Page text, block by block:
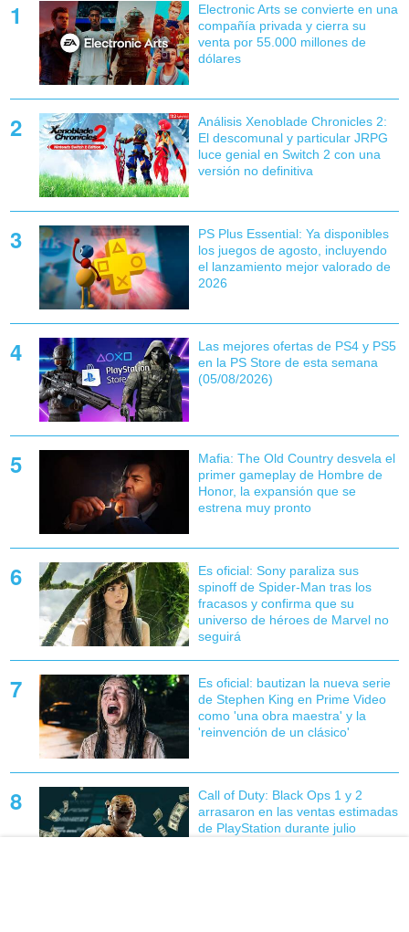
Electronic Arts se convierte en una
compañía privada y cierra su
venta por 55.000 millones de
dólares
Análisis Xenoblade Chronicles 2:
El descomunal y particular JRPG
luce genial en Switch 2 con una
versión no definitiva
PS Plus Essential: Ya disponibles
los juegos de agosto, incluyendo
el lanzamiento mejor valorado de
2026
Las mejores ofertas de PS4 y PS5
en la PS Store de esta semana
(05/08/2026)
Mafia: The Old Country desvela el
primer gameplay de Hombre de
Honor, la expansión que se
estrena muy pronto
Es oficial: Sony paraliza sus
spinoff de Spider-Man tras los
fracasos y confirma que su
universo de héroes de Marvel no
seguirá
Es oficial: bautizan la nueva serie
de Stephen King en Prime Video
como 'una obra maestra' y la
'reinvención de un clásico'
Call of Duty: Black Ops 1 y 2
arrasaron en las ventas estimadas
de PlayStation durante julio